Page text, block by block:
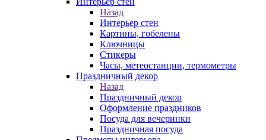
Назад
Интерьер стен
Картины, гобелены
Ключницы
Стикеры
Часы, метеостанции, термометры
Праздничный декор
Назад
Праздничный декор
Оформление праздников
Посуда для вечеринки
Праздничная посуда